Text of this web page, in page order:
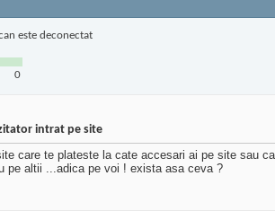
0
intrat pe site
care te plateste la cate accesari ai pe site sau
pe altii ...adica pe voi ! exista asa ceva ?